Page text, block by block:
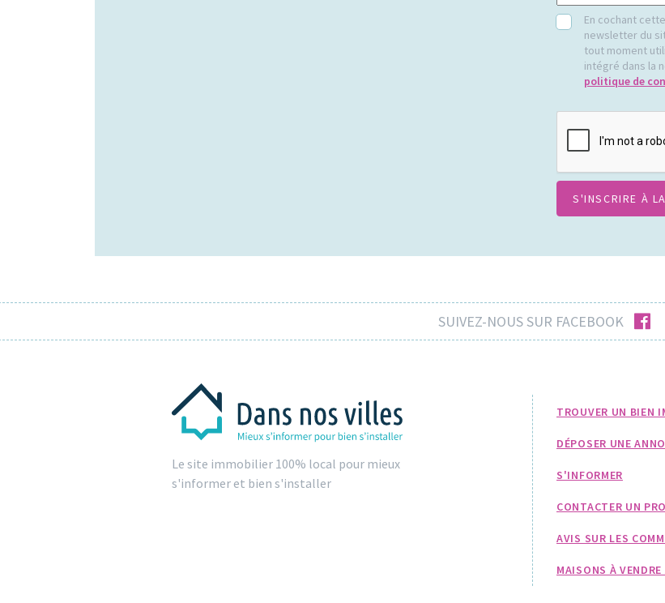
RGPDEn cochant
newsletter du
tout moment
intégré dans la
politique de
SUIVEZ-NOUS SUR FACEBOOK
Le site immobilier 100% local pour mieux
s'informer et bien s'installer
TROUVER UN BIEN
DÉPOSER UNE
S'INFORMER
CONTACTER UN
AVIS SUR LES
MAISONS À VENDRE